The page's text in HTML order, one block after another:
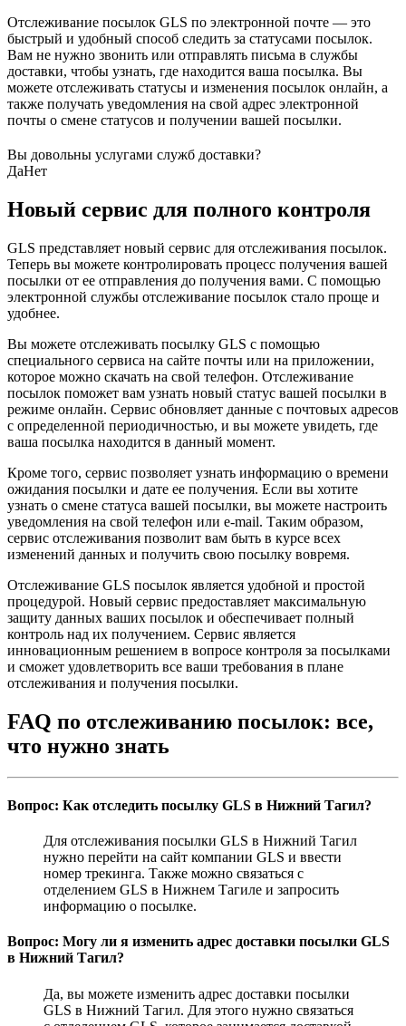
Отслеживание посылок GLS по электронной почте — это
быстрый и удобный способ следить за статусами посылок.
Вам не нужно звонить или отправлять письма в службы
доставки, чтобы узнать, где находится ваша посылка. Вы
можете отслеживать статусы и изменения посылок онлайн, а
также получать уведомления на свой адрес электронной
почты о смене статусов и получении вашей посылки.
Вы довольны услугами служб доставки?
ДаНет
Новый сервис для полного контроля
GLS представляет новый сервис для отслеживания посылок.
Теперь вы можете контролировать процесс получения вашей
посылки от ее отправления до получения вами. С помощью
электронной службы отслеживание посылок стало проще и
удобнее.
Вы можете отслеживать посылку GLS с помощью
специального сервиса на сайте почты или на приложении,
которое можно скачать на свой телефон. Отслеживание
посылок поможет вам узнать новый статус вашей посылки в
режиме онлайн. Сервис обновляет данные с почтовых адресов
с определенной периодичностью, и вы можете увидеть, где
ваша посылка находится в данный момент.
Кроме того, сервис позволяет узнать информацию о времени
ожидания посылки и дате ее получения. Если вы хотите
узнать о смене статуса вашей посылки, вы можете настроить
уведомления на свой телефон или e-mail. Таким образом,
сервис отслеживания позволит вам быть в курсе всех
изменений данных и получить свою посылку вовремя.
Отслеживание GLS посылок является удобной и простой
процедурой. Новый сервис предоставляет максимальную
защиту данных ваших посылок и обеспечивает полный
контроль над их получением. Сервис является
инновационным решением в вопросе контроля за посылками
и сможет удовлетворить все ваши требования в плане
отслеживания и получения посылки.
FAQ по отслеживанию посылок: все,
что нужно знать
Вопрос: Как отследить посылку GLS в Нижний Тагил?
Для отслеживания посылки GLS в Нижний Тагил
нужно перейти на сайт компании GLS и ввести
номер трекинга. Также можно связаться с
отделением GLS в Нижнем Тагиле и запросить
информацию о посылке.
Вопрос: Могу ли я изменить адрес доставки посылки GLS
в Нижний Тагил?
Да, вы можете изменить адрес доставки посылки
GLS в Нижний Тагил. Для этого нужно связаться